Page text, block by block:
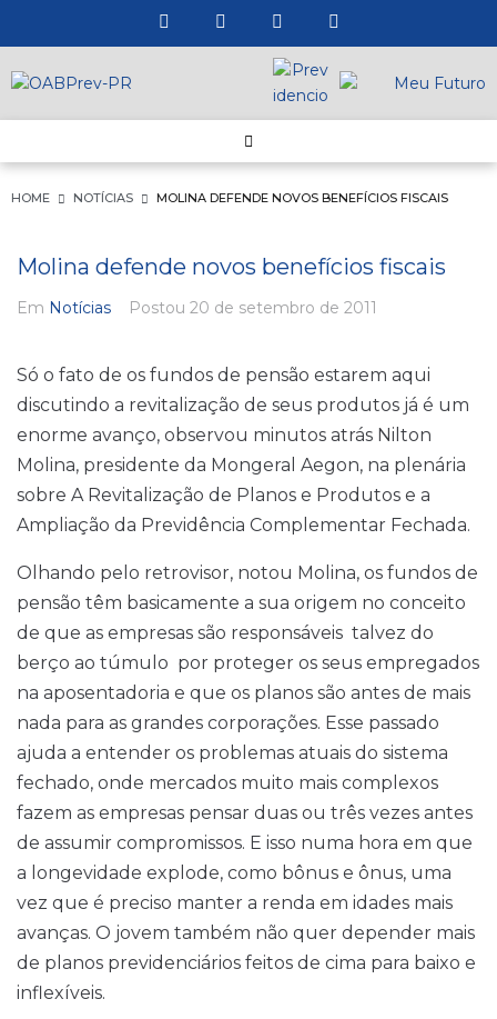
HOME NOTÍCIAS MOLINA DEFENDE NOVOS BENEFÍCIOS FISCAIS
Molina defende novos benefícios fiscais
Em Notícias Postou 20 de setembro de 2011
Só o fato de os fundos de pensão estarem aqui
discutindo a revitalização de seus produtos já é um
enorme avanço, observou minutos atrás Nilton
Molina, presidente da Mongeral Aegon, na plenária
sobre A Revitalização de Planos e Produtos e a
Ampliação da Previdência Complementar Fechada.
Olhando pelo retrovisor, notou Molina, os fundos de
pensão têm basicamente a sua origem no conceito
de que as empresas são responsáveis  talvez do
berço ao túmulo  por proteger os seus empregados
na aposentadoria e que os planos são antes de mais
nada para as grandes corporações. Esse passado
ajuda a entender os problemas atuais do sistema
fechado, onde mercados muito mais complexos
fazem as empresas pensar duas ou três vezes antes
de assumir compromissos. E isso numa hora em que
a longevidade explode, como bônus e ônus, uma
vez que é preciso manter a renda em idades mais
avanças. O jovem também não quer depender mais
de planos previdenciários feitos de cima para baixo e
inflexíveis.